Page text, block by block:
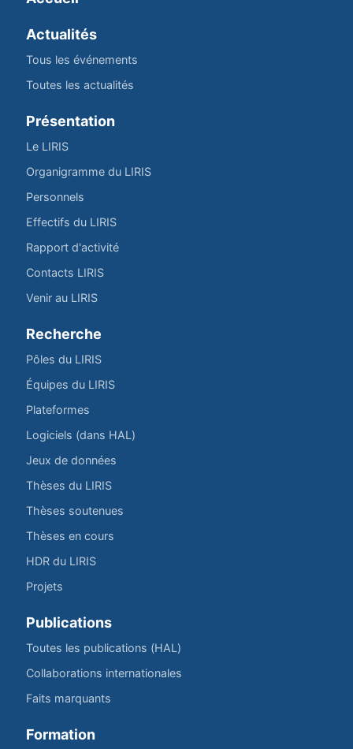
Actualités
Tous les événements
Toutes les actualités
Présentation
Le LIRIS
Organigramme du LIRIS
Personnels
Effectifs du LIRIS
Rapport d'activité
Contacts LIRIS
Venir au LIRIS
Recherche
Pôles du LIRIS
Équipes du LIRIS
Plateformes
Logiciels (dans HAL)
Jeux de données
Thèses du LIRIS
Thèses soutenues
Thèses en cours
HDR du LIRIS
Projets
Publications
Toutes les publications (HAL)
Collaborations internationales
Faits marquants
Formation